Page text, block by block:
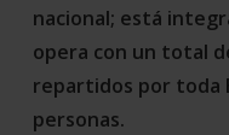
nacional; está
opera con un total
repartidos por toda
personas.